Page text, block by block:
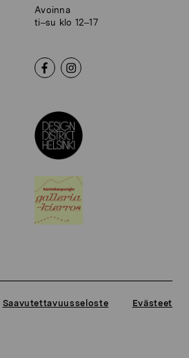
Avoinna
ti–su klo 12–17
Saavutettavuusseloste Evästeet